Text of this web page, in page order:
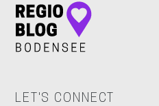
LET'S CONNECT